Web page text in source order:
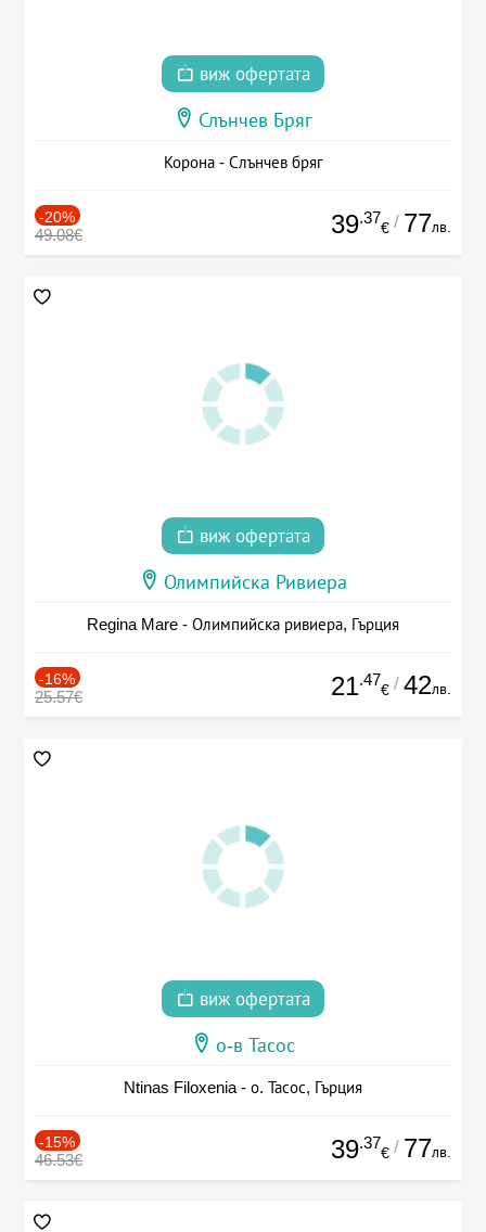
виж офертата
Слънчев Бряг
Корона - Слънчев бряг
-20%
49.08€ 39.37
€ / 77лв.
виж офертата
Олимпийска Ривиера
Regina Mare - Олимпийска ривиера, Гърция
-16%
25.57€ 21.47
€ / 42лв.
виж офертата
о-в Тасос
Ntinas Filoxenia - о. Тасос, Гърция
-15%
46.53€ 39.37
€ / 77лв.